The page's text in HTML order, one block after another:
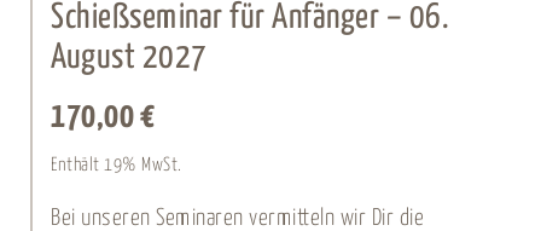
Schießseminar für Anfänger – 06.
August 2027
170,00€
Enthält 19% MwSt.
Bei unseren Seminaren vermitteln wir Dir die